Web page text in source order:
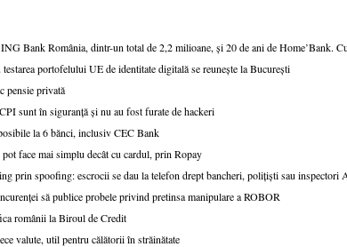
Bank România, dintr-un total de 2,2 milioane, și 20 de ani de Home’Bank.
portofelului UE de identitate digitală se reunește la București
pensie privată
sunt în siguranță și nu au fost furate de hackeri
la 6 bănci, inclusiv CEC Bank
face mai simplu decât cu cardul, prin Ropay
prin spoofing: escrocii se dau la telefon drept bancheri, polițiști sau inspectori
să publice probele privind pretinsa manipulare a ROBOR
românii la Biroul de Credit
valute, util pentru călătorii în străinătate